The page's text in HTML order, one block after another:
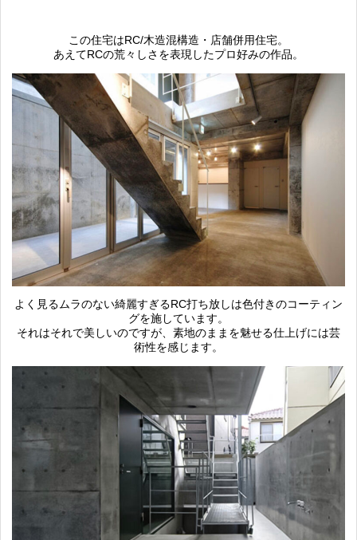
この住宅はRC/木造混構造・店舗併用住宅。
あえてRCの荒々しさを表現したプロ好みの作品。
よく見るムラのない綺麗すぎるRC打ち放しは色付きのコーティン
グを施しています。
それはそれで美しいのですが、素地のままを魅せる仕上げには芸
術性を感じます。